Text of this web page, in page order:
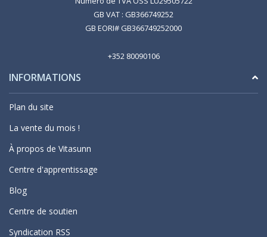
GB VAT : GB366749252
GB EORI# GB366749252000
+352 80090106
INFORMATIONS
Plan du site
La vente du mois !
À propos de Vitasunn
Centre d'apprentissage
Blog
Centre de soutien
Syndication RSS